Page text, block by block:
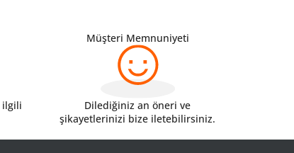
ilgili
Müşteri Memnuniyeti
Dilediğiniz an öneri ve
şikayetlerinizi bize iletebilirsiniz.